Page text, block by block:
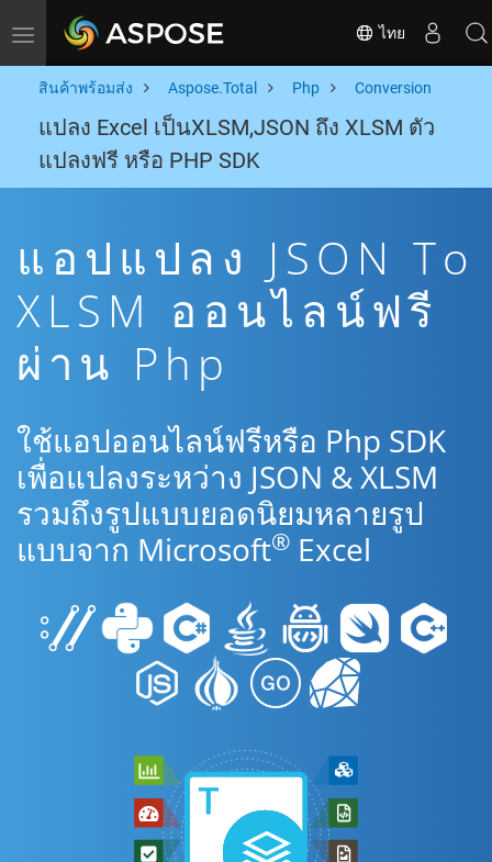
Toggle navigation ไทย
สินค้าพร้อมส่ง Aspose.Total Php Conversion
แปลง Excel เป็นXLSM,JSON ถึง XLSM ตัว
แปลงฟรี หรือ PHP SDK
แอปแปลง JSON To
XLSM ออนไลน์ฟรี
ผ่าน Php
ใช้แอปออนไลน์ฟรีหรือ Php SDK
เพื่อแปลงระหว่าง JSON & XLSM
รวมถึงรูปแบบยอดนิยมหลายรูป
แบบจาก Microsoft® Excel